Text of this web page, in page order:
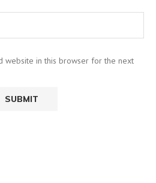
website in this browser for the next